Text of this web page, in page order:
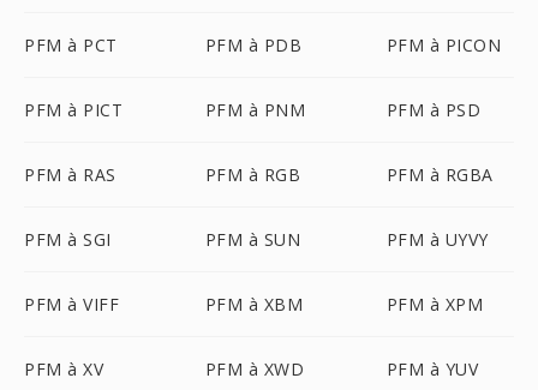
PFM à PCT PFM à PDB PFM à PICON
PFM à PICT PFM à PNM PFM à PSD
PFM à RAS PFM à RGB PFM à RGBA
PFM à SGI PFM à SUN PFM à UYVY
PFM à VIFF PFM à XBM PFM à XPM
PFM à XV PFM à XWD PFM à YUV